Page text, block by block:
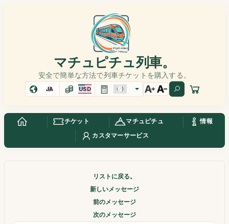
マチュピチュ列車。
安全で簡単な方法で列車チケットを購入する。
JA USD
チケット マチュピチュ
情報
カスタマーサービス
リストに戻る。
新しいメッセージ
前のメッセージ
次のメッセージ